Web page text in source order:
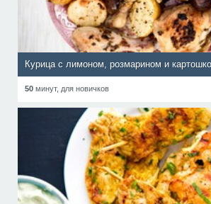
Курица с лимоном, розмарином и
50 минут, для новичков